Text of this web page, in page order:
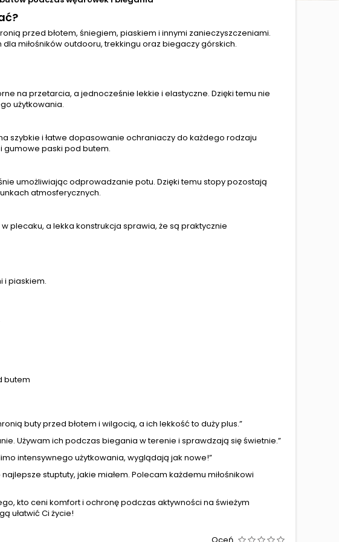
przed błotem, śniegiem, piaskiem i innymi zanieczyszczeniami.
miłośników outdooru, trekkingu oraz biegaczy górskich.
na przetarcia, a jednocześnie lekkie i elastyczne. Dzięki temu nie
użytkowania.
szybkie i łatwe dopasowanie ochraniaczy do każdego rodzaju
gumowe paski pod butem.
umożliwiając odprowadzanie potu. Dzięki temu stopy pozostają
atmosferycznych.
plecaku, a lekka konstrukcja sprawia, że są praktycznie
i piaskiem.
butem
buty przed błotem i wilgocią, a ich lekkość to duży plus.”
Używam ich podczas biegania w terenie i sprawdzają się świetnie.”
intensywnego użytkowania, wyglądają jak nowe!”
stuptuty, jakie miałem. Polecam każdemu miłośnikowi
kto ceni komfort i ochronę podczas aktywności na świeżym
ułatwić Ci życie!